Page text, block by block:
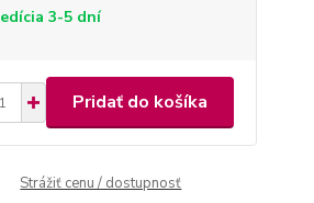
3-5 dní
Pridať do košíka
Strážiť cenu / dostupnosť